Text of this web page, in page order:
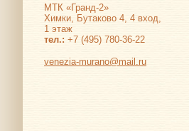
МТК «Гранд-2»
Химки, Бутаково 4, 4 вход,
1 этаж
тел.: +7 (495) 780-36-22
venezia-murano@mail.ru